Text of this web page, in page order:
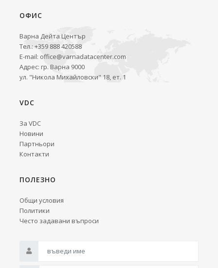
ОФИС
Варна Дейта Център
Тел.: +359 888 420588
E-mail: office@varnadatacenter.com
Адрес: гр. Варна 9000
ул. "Никола Михайловски" 18, ет. 1
VDC
За VDC
Новини
Партньори
Контакти
ПОЛЕЗНО
Общи условия
Политики
Често задавани въпроси